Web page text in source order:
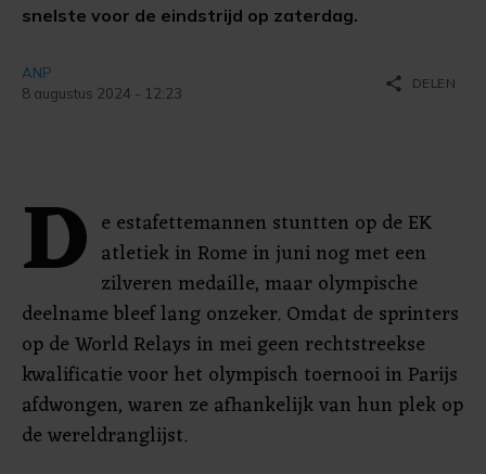
snelste voor de eindstrijd op zaterdag.
ANP
8 augustus 2024 - 12:23
share DELEN
D e estafettemannen stuntten op de EK
atletiek in Rome in juni nog met een
zilveren medaille, maar olympische
deelname bleef lang onzeker. Omdat de sprinters
op de World Relays in mei geen rechtstreekse
kwalificatie voor het olympisch toernooi in Parijs
afdwongen, waren ze afhankelijk van hun plek op
de wereldranglijst.